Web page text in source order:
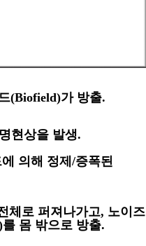
(Biofield)가 방출.
현상을 발생.
의해 정제 /증폭된
체로 퍼져나가고, 노이즈
를 몸 밖으로 방출.